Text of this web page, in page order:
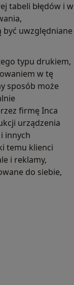
tabeli błędów i w
uwzględniane
typu drukiem,
w tę
sposób może
firmę Inca
urządzenia
innych
temu klienci
i reklamy,
do siebie,